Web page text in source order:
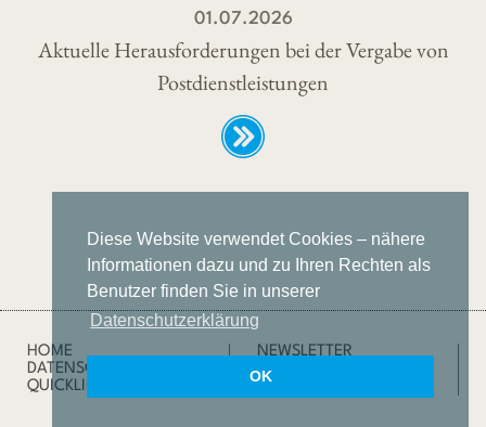
Diese Website verwendet Cookies – nähere
Informationen dazu und zu Ihren Rechten als
Benutzer finden Sie in unserer
Datenschutzerklärung
OK
01.07.2026
Aktuelle Herausforderungen bei der Vergabe von
Postdienstleistungen
HOME
NEWSLETTER
DATENSCHUTZ
IMPRESSUM
QUICKLINKS
SUCHE